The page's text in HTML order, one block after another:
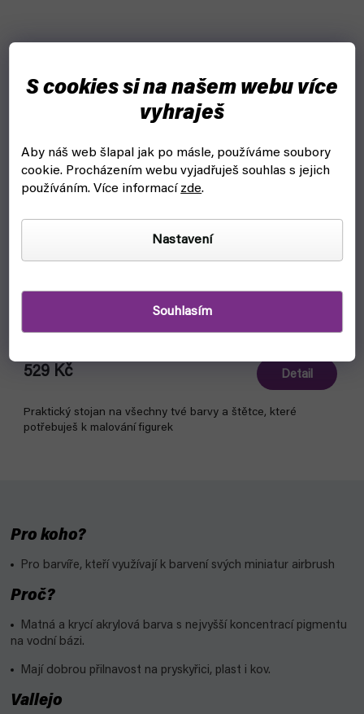
S cookies si na našem webu více
vyhraješ
Aby náš web šlapal jak po másle, používáme soubory
cookie. Procházením webu vyjadřuješ souhlas s jejich
používáním. Více informací zde.
Nastavení
Souhlasím
Stojan na barvy a štětce: AV Corner Paint mod. 26008
529 Kč Detail
Praktický stojan na všechny tvé barvy a štětce, které
potřebuješ k malování figurek
Pro koho?
Pro barvíře, kteří využívají k barvení svých miniatur airbrush
Proč?
Matná a krycí akrylová barva s nejvyšší koncentrací pigmentu
na vodní bázi.
Mají dobrou přilnavost na pryskyřici, plast i kov.
Vallejo